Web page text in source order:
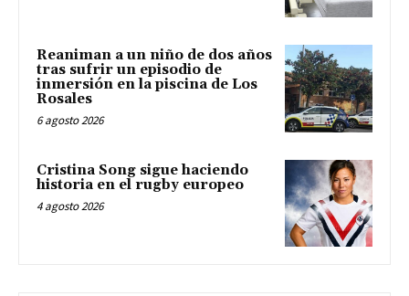
Reaniman a un niño de dos años
tras sufrir un episodio de
inmersión en la piscina de Los
Rosales
6 agosto 2026
Cristina Song sigue haciendo
historia en el rugby europeo
4 agosto 2026